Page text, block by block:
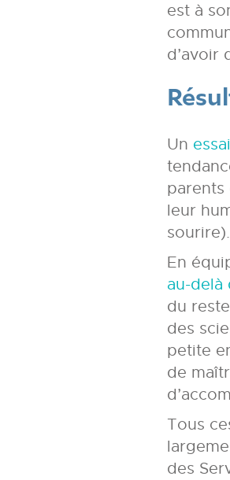
est à
d’avoir
Un
parents
leur
sourire).
En
au-delà
du
des
petite
de
Tous
des